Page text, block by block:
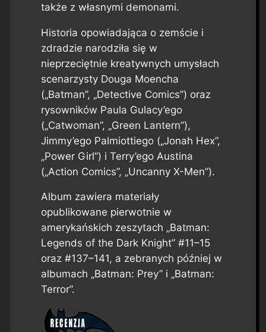
także z własnymi demonami.
Historia opowiadająca o zemście i
zdradzie narodziła się w
nieprzeciętnie kreatywnych umysłach
scenarzysty Douga Moencha
(„Batman”, „Detective Comics”) oraz
rysowników Paula Gulacy’ego
(„Catwoman”, „Green Lantern”),
Jimmy’ego Palmiottiego („Jonah Hex”,
„Power Girl”) i Terry’ego Austina
(„Action Comics”, „Uncanny X-Men”).
Album zawiera materiały
opublikowane pierwotnie w
amerykańskich zeszytach „Batman:
Legends of the Dark Knight” #11–15
oraz #137–141, a zebranych później w
albumach „Batman: Prey” i „Batman:
Terror”.